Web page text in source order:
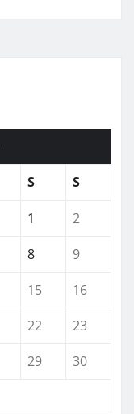
S S
1
2
8
9
15
16
22
23
29
30